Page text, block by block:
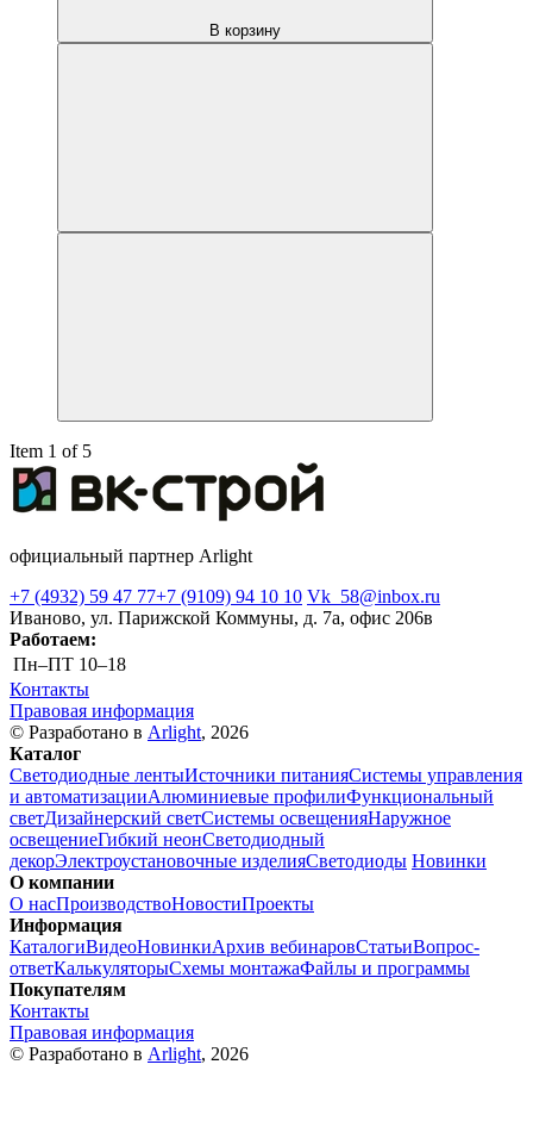
В корзину
Item 1 of 5
официальный партнер Arlight
+7 (4932) 59 47 77+7 (9109) 94 10 10 Vk_58@inbox.ru
Иваново, ул. Парижской Коммуны, д. 7а, офис 206в
Работаем:
Пн–ПТ 10–18
Контакты
Правовая информация
© Разработано в Arlight, 2026
Каталог
Светодиодные лентыИсточники питанияСистемы управления
и автоматизацииАлюминиевые профилиФункциональный
светДизайнерский светСистемы освещенияНаружное
освещениеГибкий неонСветодиодный
декорЭлектроустановочные изделияСветодиоды Новинки
О компании
О насПроизводствоНовостиПроекты
Информация
КаталогиВидеоНовинкиАрхив вебинаровСтатьиВопрос-
ответКалькуляторыСхемы монтажаФайлы и программы
Покупателям
Контакты
Правовая информация
© Разработано в Arlight, 2026